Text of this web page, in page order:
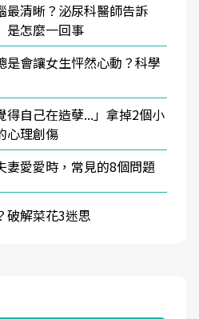
最清晰？泌尿科醫師告訴
是怎麼一回事
是會讓女生怦然心動？科學
得自己在造孽...」拿掉2個小
心理創傷
妻愛愛時，常見的8個問題
破解菜花3迷思